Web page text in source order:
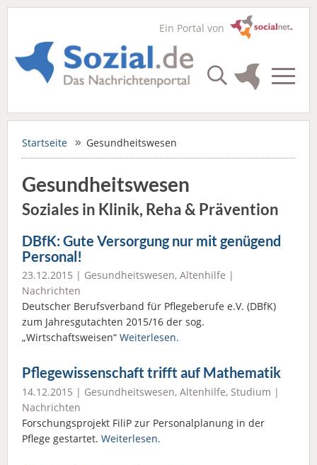
Ein Portal von
Startseite Gesundheitswesen
Gesundheitswesen
Soziales in Klinik, Reha & Prävention
DBfK: Gute Versorgung nur mit genügend
Personal!
23.12.2015 | Gesundheitswesen, Altenhilfe |
Nachrichten
Deutscher Berufsverband für Pflegeberufe e.V. (DBfK)
zum Jahresgutachten 2015/16 der sog.
„Wirtschaftsweisen“ Weiterlesen.
Pflegewissenschaft trifft auf Mathematik
14.12.2015 | Gesundheitswesen, Altenhilfe, Studium |
Nachrichten
Forschungsprojekt FiliP zur Personalplanung in der
Pflege gestartet. Weiterlesen.